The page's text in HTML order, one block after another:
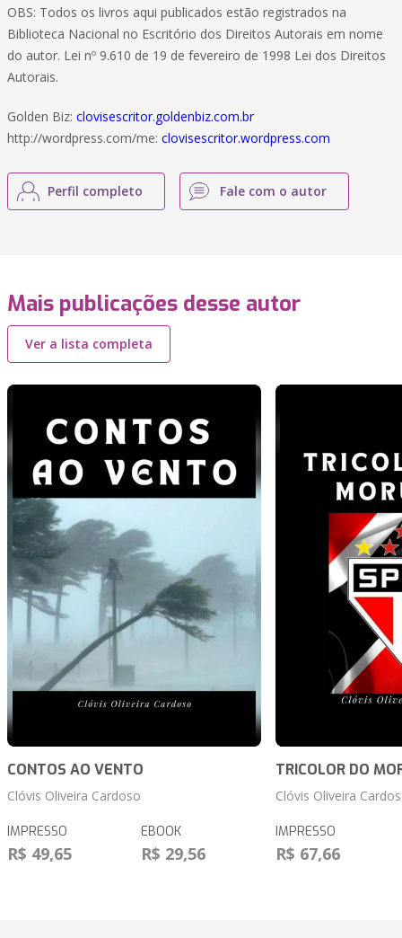
OBS: Todos os livros aqui publicados estão registrados na
Biblioteca Nacional no Escritório dos Direitos Autorais em nome
do autor. Lei nº 9.610 de 19 de fevereiro de 1998 Lei dos Direitos
Autorais.
Golden Biz: clovisescritor.goldenbiz.com.br
http://wordpress.com/me: clovisescritor.wordpress.com
Perfil completo Fale com o autor
Mais publicações desse autor
Ver a lista completa
CONTOS AO VENTO
Clóvis Oliveira Cardoso
IMPRESSO
R$ 49,65
EBOOK
R$ 29,56
TRICOLOR DO
Clóvis Oliveira
IMPRESSO
R$ 67,66